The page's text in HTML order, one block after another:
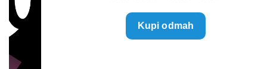
range:
790 $
Kupi odmah